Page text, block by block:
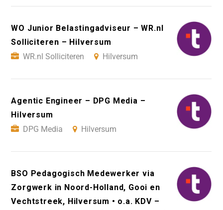
WO Junior Belastingadviseur – WR.nl
Solliciteren – Hilversum
WR.nl Solliciteren
Hilversum
Agentic Engineer – DPG Media –
Hilversum
DPG Media
Hilversum
BSO Pedagogisch Medewerker via
Zorgwerk in Noord-Holland, Gooi en
Vechtstreek, Hilversum • o.a. KDV –